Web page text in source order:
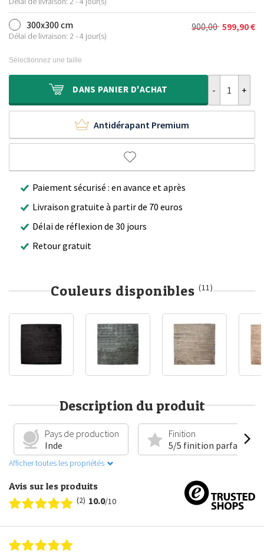
400,00 €.
279,90 €.
prix
initial
était :
prix
actuel
est :
300x300 cm
Délai de livraison: 2 - 4 jour(s)
900,00
Le
900,00 €.
599,90€
Le
599,90 €.
Sélectionnez une taille
DANS PANIER D'ACHAT
Antidérapant Premium
Paiement sécurisé : en avance et après
Livraison gratuite à partir de 70 euros
Délai de réflexion de 30 jours
Retour gratuit
Couleurs disponibles (11)
Description du produit
Pays de production
Inde
Finition
5/5 finition parfaite
Afficher toutes les propriétés
Avis sur les produits
(2) 10.0/10